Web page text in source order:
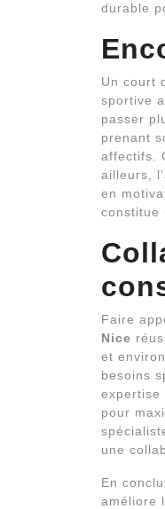
durable
Un court
sportive
passer
prenant
affectifs.
ailleurs,
en
constitue
Faire
Nice
et
besoins
expertise
pour
une
En
améliore